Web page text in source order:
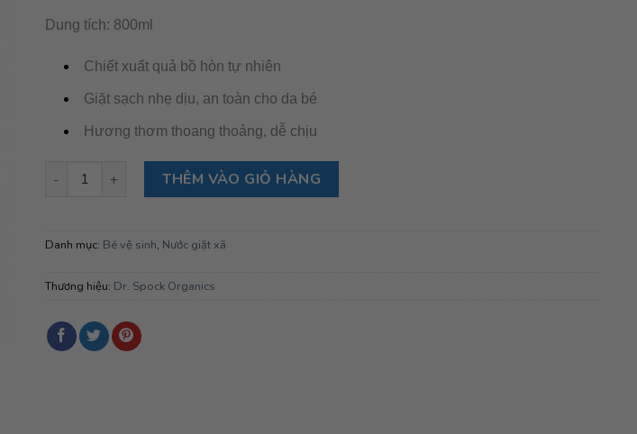
Dung tích: 800ml
Chiết xuất quả bồ hòn tự nhiên
Giặt sạch nhẹ dịu, an toàn cho da bé
Hương thơm thoang thoảng, dễ chịu
Dr. Spock Organics- Nước giặt xả- thiên nhiên 800ml cho bé từ 0M số lượng
THÊM VÀO GIỎ HÀNG
Danh mục: Bé vệ sinh, Nước giặt xã
Thương hiệu: Dr. Spock Organics